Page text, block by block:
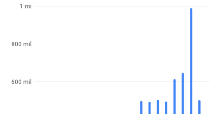
600 mil
800 mil
1 mi